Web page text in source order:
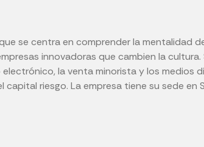
se centra en comprender la mentalidad
innovadoras que cambien la
la venta minorista y los medios
riesgo. La empresa tiene su sede en